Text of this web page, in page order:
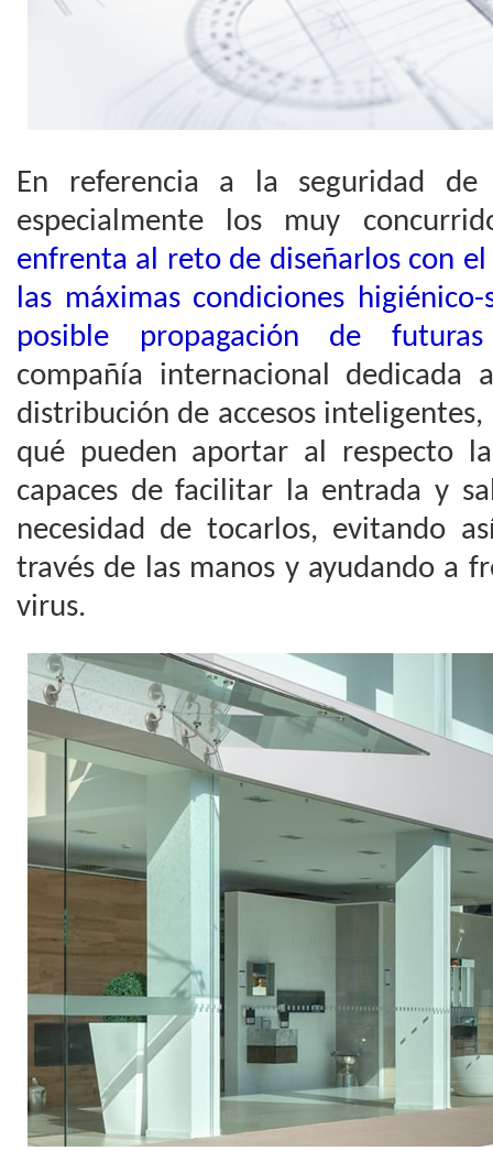
En referencia a la seguridad de
especialmente los muy
enfrenta al reto de diseñarlos con
las máximas condiciones
posible propagación de futuras
compañía internacional dedicada
distribución de accesos
qué pueden aportar al respecto
capaces de facilitar la entrada y
necesidad de tocarlos, evitando
través de las manos y ayudando a
virus.